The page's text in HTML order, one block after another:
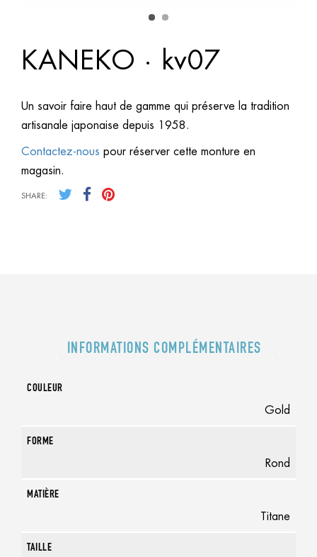
KANEKO · kv07
Un savoir faire haut de gamme qui préserve la tradition
artisanale japonaise depuis 1958.
Contactez-nous pour réserver cette monture en
magasin.
SHARE:
INFORMATIONS COMPLÉMENTAIRES
COULEUR
Gold
FORME
Rond
MATIÈRE
Titane
TAILLE